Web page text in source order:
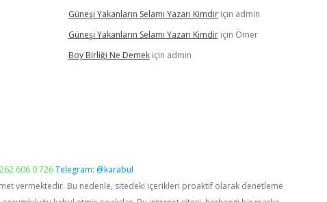
Güneşi Yakanların Selamı Yazarı Kimdiriçin admin
Güneşi Yakanların Selamı Yazarı Kimdiriçin Ömer
Boy Birliği Ne Demekiçin admin
606 0 726Telegram: @karabul
vermektedir. Bu nedenle, sitedeki içerikleri proaktif olarak denetleme